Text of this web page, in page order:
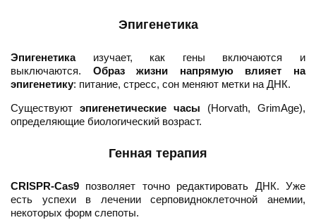
Эпигенетика
Эпигенетикаизучает, как гены включаются и
выключаются. Образ жизни напрямую влияет на
эпигенетику: питание, стресс, сон меняют метки на ДНК.
Существуют эпигенетические часы (Horvath, GrimAge),
определяющие биологический возраст.
Генная терапия
CRISPR-Cas9 позволяет точно редактировать ДНК. Уже
есть успехи в лечении серповидноклеточной анемии,
некоторых форм слепоты.